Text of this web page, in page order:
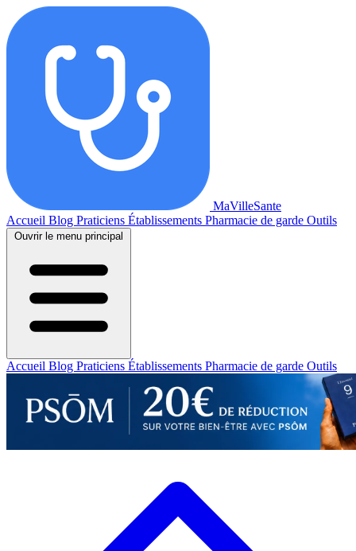
MaVilleSante
Accueil Blog Praticiens Établissements Pharmacie de garde Outils
Ouvrir le menu principal
Accueil Blog Praticiens Établissements Pharmacie de garde Outils